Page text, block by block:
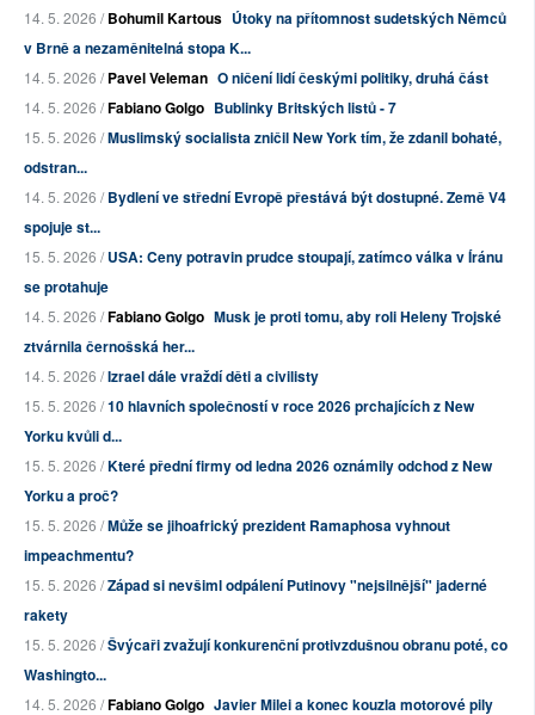
14. 5. 2026 /Bohumil Kartous Útoky na přítomnost sudetských Němců
v Brně a nezaměnitelná stopa K...
14. 5. 2026 /Pavel Veleman O ničení lidí českými politiky, druhá část
14. 5. 2026 /Fabiano Golgo Bublinky Britských listů - 7
15. 5. 2026 /Muslimský socialista zničil New York tím, že zdanil bohaté,
odstran...
14. 5. 2026 /Bydlení ve střední Evropě přestává být dostupné. Země V4
spojuje st...
15. 5. 2026 /USA: Ceny potravin prudce stoupají, zatímco válka v Íránu
se protahuje
14. 5. 2026 /Fabiano Golgo Musk je proti tomu, aby roli Heleny Trojské
ztvárnila černošská her...
14. 5. 2026 /Izrael dále vraždí děti a civilisty
15. 5. 2026 /10 hlavních společností v roce 2026 prchajících z New
Yorku kvůli d...
15. 5. 2026 /Které přední firmy od ledna 2026 oznámily odchod z New
Yorku a proč?
15. 5. 2026 /Může se jihoafrický prezident Ramaphosa vyhnout
impeachmentu?
15. 5. 2026 /Západ si nevšiml odpálení Putinovy "nejsilnější" jaderné
rakety
15. 5. 2026 /Švýcaři zvažují konkurenční protivzdušnou obranu poté, co
Washingto...
14. 5. 2026 /Fabiano Golgo Javier Milei a konec kouzla motorové pily